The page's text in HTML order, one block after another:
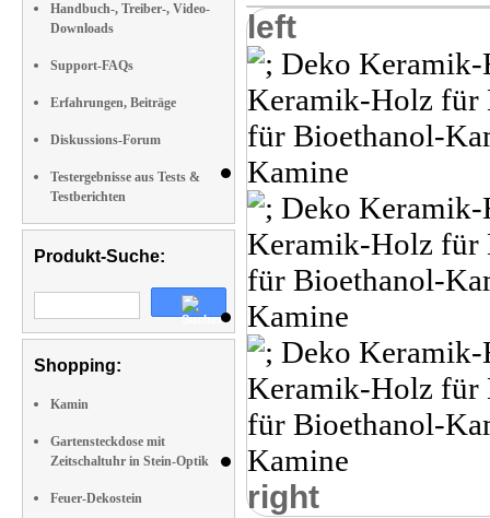
Handbuch-, Treiber-, Video-
Downloads
Support-FAQs
Erfahrungen, Beiträge
Diskussions-Forum
Testergebnisse aus Tests &
Testberichten
Produkt-Suche:
Shopping:
Kamin
Gartensteckdose mit
Zeitschaltuhr in Stein-Optik
Feuer-Dekostein
left
right